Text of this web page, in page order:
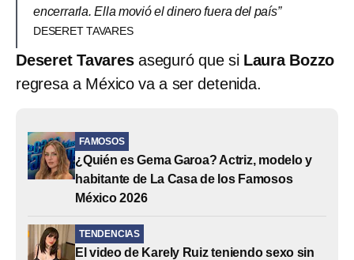
encerrarla. Ella movió el dinero fuera del país”
DESERET TAVARES
Deseret Tavaresaseguró que si Laura Bozzo
regresa a México va a ser detenida.
FAMOSOS
¿Quién es Gema Garoa? Actriz, modelo y
habitante de La Casa de los Famosos
México 2026
TENDENCIAS
El video de Karely Ruiz teniendo sexo sin